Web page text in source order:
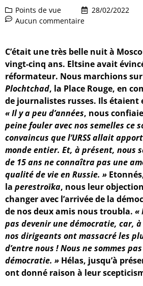
Points de vue
28/02/2022
Aucun commentaire
C’était une très belle nuit à
vingt-cinq ans. Eltsine avait
réformateur. Nous marchions
Plochtchad, la Place Rouge, en
de journalistes russes. Ils étaient
« Il y a peu d’années, nous
peine fouler avec nos semelles ce
convaincus que l’URSS allait
monde entier. Et, à présent, nous
de 15 ans ne connaîtra pas une
qualité de vie en Russie. »
la perestroïka, nous leur
changer avec l’arrivée de la
de nos deux amis nous troubla. «
pas devenir une démocratie, car,
nos dirigeants ont massacré les
d’entre nous ! Nous ne sommes
démocratie. » Hélas, jusqu’à
ont donné raison à leur